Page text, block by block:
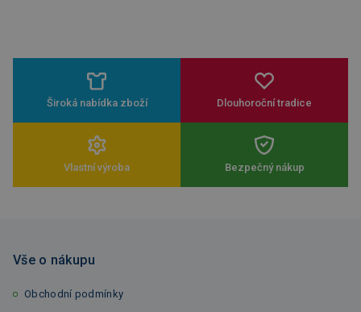
Široká nabídka zboží Dlouhoroční tradice
Vlastní výroba Bezpečný nákup
Vše o nákupu
Obchodní podmínky